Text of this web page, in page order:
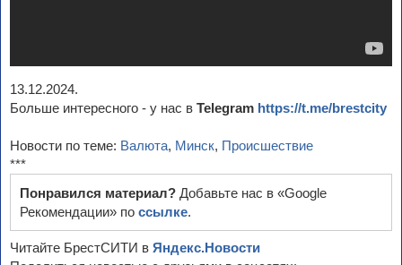
13.12.2024.
Больше интересного - у нас в Telegram https://t.me/brestcity
Новости по теме: Валюта, Минск, Происшествие
***
Понравился материал? Добавьте нас в «Google
Рекомендации» по ссылке.
Читайте БрестСИТИ в Яндекс.Новости